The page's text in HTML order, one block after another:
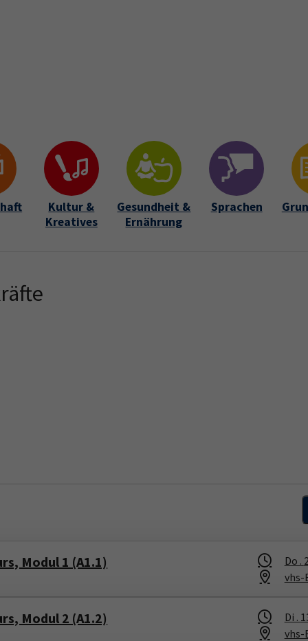
Kultur &
Kreatives
Gesundheit &
Ernährung
Sprachen
Modul 1 (A1.1) Do .
vhs-
Modul 2 (A1.2) Di .
vhs-